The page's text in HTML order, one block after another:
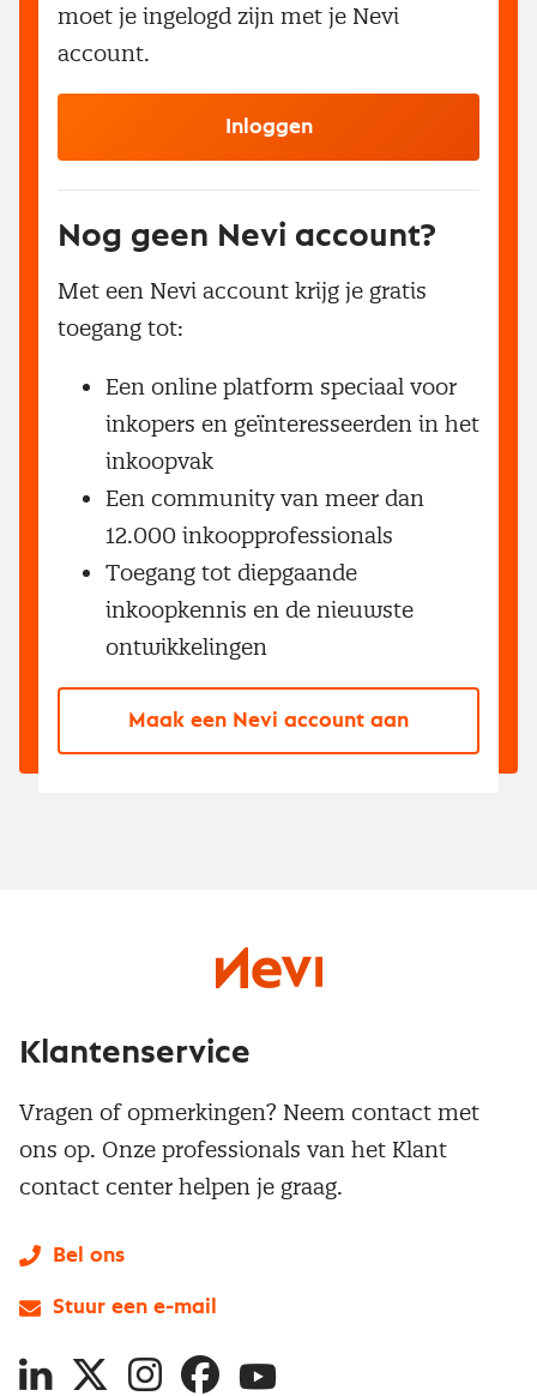
moet je ingelogd zijn met je Nevi
account.
Inloggen
Nog geen Nevi account?
Met een Nevi account krijg je gratis
toegang tot:
Een online platform speciaal voor
inkopers en geïnteresseerden in het
inkoopvak
Een community van meer dan
12.000 inkoopprofessionals
Toegang tot diepgaande
inkoopkennis en de nieuwste
ontwikkelingen
Maak een Nevi account aan
Klantenservice
Vragen of opmerkingen? Neem contact met
ons op. Onze professionals van het Klant
contact center helpen je graag.
Bel ons
Stuur een e-mail
LinkedIn
X InstagramFacebookYouTube